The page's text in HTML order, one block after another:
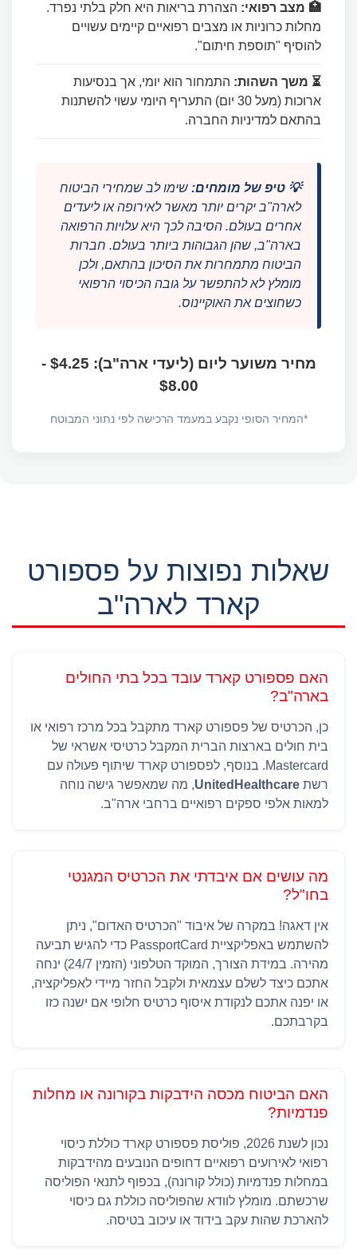
🏥 מצב רפואי: הצהרת בריאות היא חלק בלתי נפרד.
מחלות כרוניות או מצבים רפואיים קיימים עשויים
להוסיף "תוספת חיתום".
⏳ משך השהות: התמחור הוא יומי, אך בנסיעות
ארוכות (מעל 30 יום) התעריף היומי עשוי להשתנות
בהתאם למדיניות החברה.
💡 טיפ של מומחים: שימו לב שמחירי הביטוח
לארה"ב יקרים יותר מאשר לאירופה או ליעדים
אחרים בעולם. הסיבה לכך היא עלויות הרפואה
בארה"ב, שהן הגבוהות ביותר בעולם. חברות
הביטוח מתמחרות את הסיכון בהתאם, ולכן
מומלץ לא להתפשר על גובה הכיסוי הרפואי
כשחוצים את האוקיינוס.
מחיר משוער ליום (ליעדי ארה"ב): $4.25 -
$8.00
*המחיר הסופי נקבע במעמד הרכישה לפי נתוני המבוטח
שאלות נפוצות על פספורט
קארד לארה"ב
האם פספורט קארד עובד בכל בתי החולים
בארה"ב?
כן, הכרטיס של פספורט קארד מתקבל בכל מרכז רפואי או
בית חולים בארצות הברית המקבל כרטיסי אשראי של
Mastercard. בנוסף, לפספורט קארד שיתוף פעולה עם
רשת UnitedHealthcare, מה שמאפשר גישה נוחה
למאות אלפי ספקים רפואיים ברחבי ארה"ב.
מה עושים אם איבדתי את הכרטיס המגנטי
בחו"ל?
אין דאגה! במקרה של איבוד "הכרטיס האדום", ניתן
להשתמש באפליקציית PassportCard כדי להגיש תביעה
מהירה. במידת הצורך, המוקד הטלפוני (הזמין 24/7) ינחה
אתכם כיצד לשלם עצמאית ולקבל החזר מיידי לאפליקציה,
או יפנה אתכם לנקודת איסוף כרטיס חלופי אם ישנה כזו
בקרבתכם.
האם הביטוח מכסה הידבקות בקורונה או מחלות
פנדמיות?
נכון לשנת 2026, פוליסת פספורט קארד כוללת כיסוי
רפואי לאירועים רפואיים דחופים הנובעים מהידבקות
במחלות פנדמיות (כולל קורונה), בכפוף לתנאי הפוליסה
שרכשתם. מומלץ לוודא שהפוליסה כוללת גם כיסוי
להארכת שהות עקב בידוד או עיכוב בטיסה.